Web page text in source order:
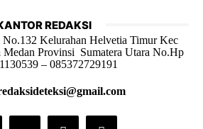
REDAKSI
No.132 Kelurahan Helvetia Timur Kec
Provinsi Sumatera Utara No.Hp
– 085372729191